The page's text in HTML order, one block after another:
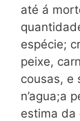
até á
espécie;
peixe,
cousas, e
n’agua;a
estima da